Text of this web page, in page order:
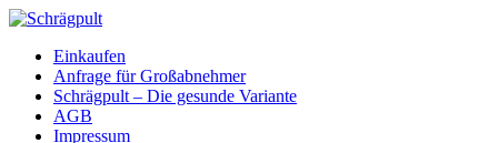
Zum
springenEinkaufen
Anfrage für Großabnehmer
Schrägpult – Die gesunde Variante
AGB
Impressum